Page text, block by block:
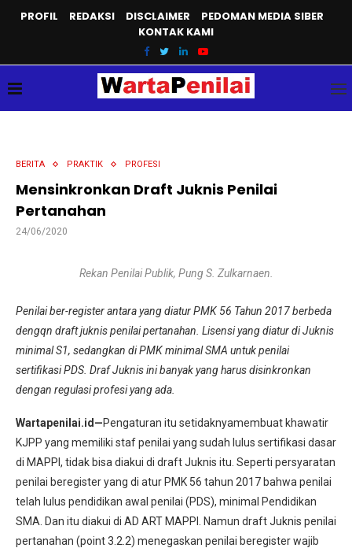
PROFIL REDAKSI DISCLAIMER
PEDOMAN MEDIA SIBER
KONTAK KAMI
BERITA PRAKTIK PROFESI
Mensinkronkan Draft Juknis Penilai
Pertanahan
24/06/2020
Rekan Penilai Publik, Pung S. Zulkarnaen.
Penilai ber-register antara yang diatur PMK 56 Tahun 2017 berbeda
dengqn draft juknis penilai pertanahan. Lisensi yang diatur di Juknis
minimal S1, sedangkan di PMK minimal SMA untuk penilai
sertifikasi PDS. Draf Juknis ini banyak yang harus disinkronkan
dengan regulasi profesi yang ada.
Wartapenilai.id—Pengaturan itu setidaknyamembuat khawatir
KJPP yang memiliki staf penilai yang sudah lulus sertifikasi dasar
di MAPPI, tidak bisa diakui di draft Juknis itu. Seperti persyaratan
penilai beregister yang di atur PMK 56 tahun 2017 bahwa penilai
telah lulus pendidikan awal penilai (PDS), minimal Pendidikan
SMA. Dan itu diakui di AD ART MAPPI. Namun draft Juknis penilai
pertanahan (point 3.2.2) menegaskan penilai beregister wajib